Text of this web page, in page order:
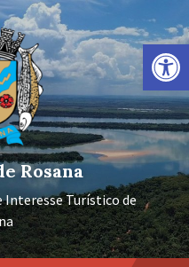
Barra de Ferramentas Aberta
Rosana
Interesse Turístico de